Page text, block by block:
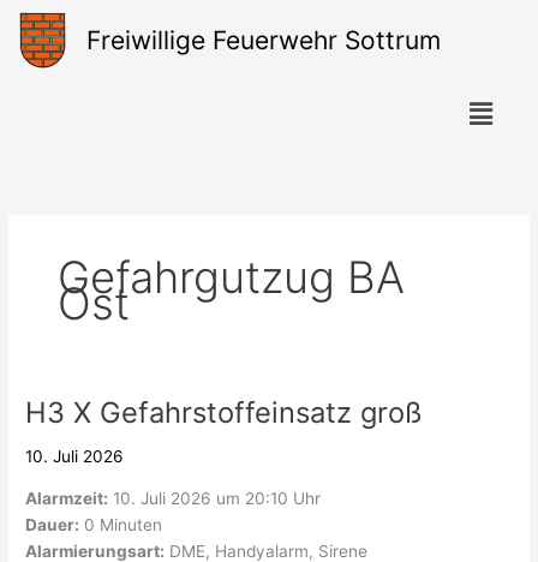
Zum
Inhalt
springen
Freiwillige Feuerwehr Sottrum
Menü
Gefahrgutzug BA
Ost
H3 X Gefahrstoffeinsatz groß
10. Juli 2026
Alarmzeit: 10. Juli 2026 um 20:10 Uhr
Dauer: 0 Minuten
Alarmierungsart: DME, Handyalarm, Sirene
H3
Gefahrstoffeinsatz